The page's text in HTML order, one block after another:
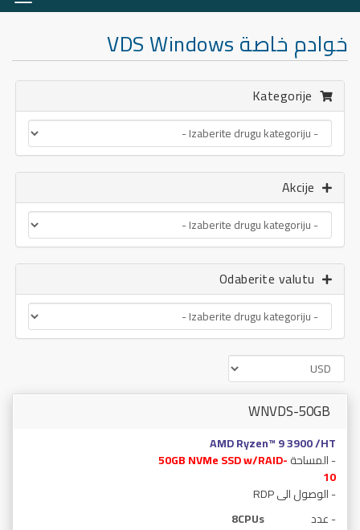
خوادم خاصة VDS Windows
WNVDS-50GB
AMD Ryzen™ 9 3900 /HT
- المساحة50GB NVMe SSD w/RAID-
10
- الوصول الى RDP
8CPUs
- عدد